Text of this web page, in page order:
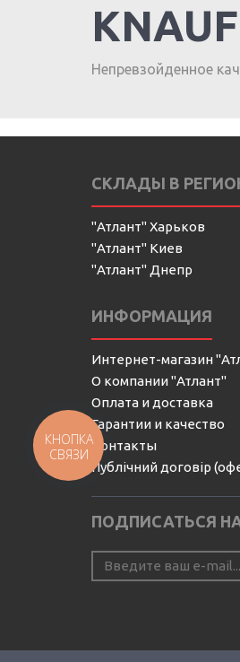
KNAUF
Непревзойденное
СКЛАДЫ В
"Атлант" Харьков
"Атлант" Киев
"Атлант" Днепр
ИНФОРМАЦИЯ
Интернет-магазин
О компании "Атлант"
Оплата и доставка
Гарантии и качество
Контакты
Публічний договір
ПОДПИСАТЬСЯ
КНОПКА
СВЯЗИ